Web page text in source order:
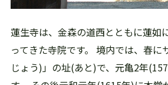
蓮生寺は、金森の道西とともに蓮如
ってきた寺院です。 境内では、春
じょう)」の址(あと)で、元亀2年